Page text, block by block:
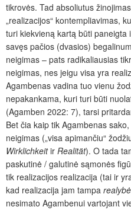
tikrovės. Tad absoliutus
„realizacijos“ kontempliavimas,
turi kiekvieną kartą būti paneigta
savęs pačios (dvasios)
neigimas – pats radikaliausias
neigimas, nes jeigu visa yra
Agambenas vadina tuo vienu
nepakankama, kuri turi būti
(Agamben 2022: 7), tarsi
Bet čia kaip tik Agambenas
neigimas („visa apimančiu“
Wirklichkeitir Realität). O tada
paskutinė / galutinė sąmonės
tik realizacijos realizacija (tai ir
kad realizacija jam tampa
nesimato Agambenui vartojant